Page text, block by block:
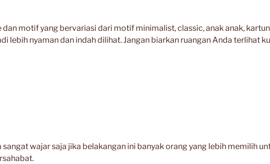
motif yang bervariasi dari motif minimalist, classic, anak anak,
lebih nyaman dan indah dilihat. Jangan biarkan ruangan Anda terlihat
wajar saja jika belakangan ini banyak orang yang lebih memilih